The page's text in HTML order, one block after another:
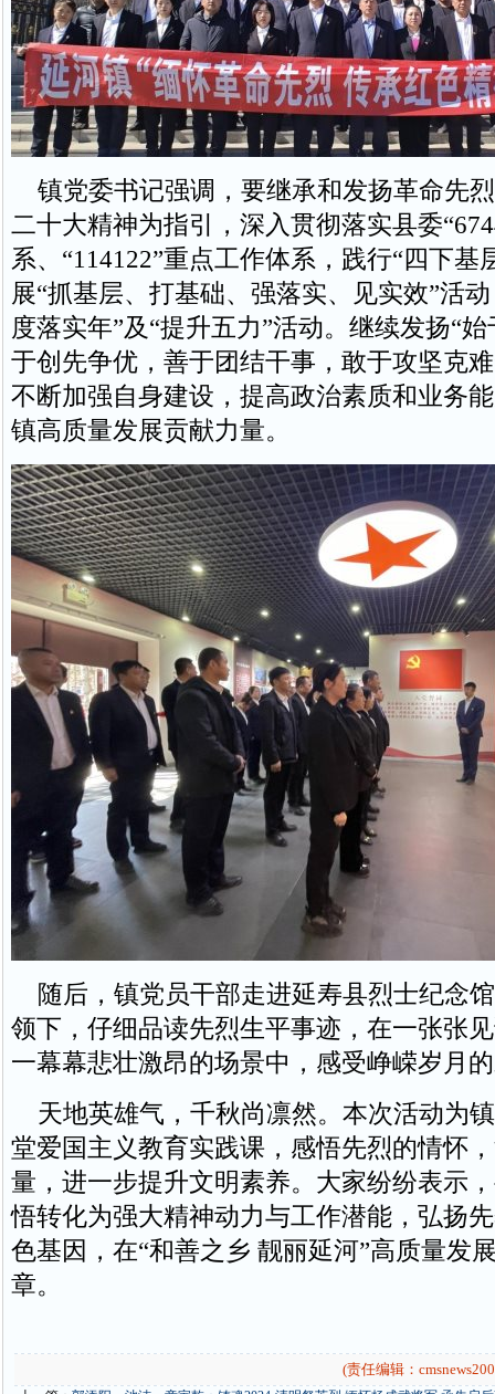
镇党委书记强调，要继承和发扬革命先
二十大精神为指引，深入贯彻落实县委
系、“114122”重点工作体系，践行“四下基
展“抓基层、打基础、强落实、见实效”活
度落实年”及“提升五力”活动。继续发扬“
于创先争优，善于团结干事，敢于攻坚克
不断加强自身建设，提高政治素质和业务
镇高质量发展贡献力量。
随后，镇党员干部走进延寿县烈士纪念
领下，仔细品读先烈生平事迹，在一张张
一幕幕悲壮激昂的场景中，感受峥嵘岁月
天地英雄气，千秋尚凛然。本次活动为
堂爱国主义教育实践课，感悟先烈的情怀
量，进一步提升文明素养。大家纷纷表示
悟转化为强大精神动力与工作潜能，弘扬
色基因，在“和善之乡 靓丽延河”高质量发
章。
(责任编辑：